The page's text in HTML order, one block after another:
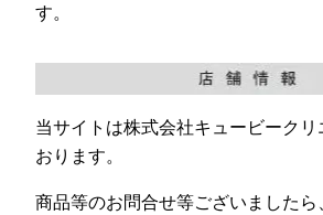
す。
当サイトは株式会社キュービーク
おります。
商品等のお問合せ等ございました